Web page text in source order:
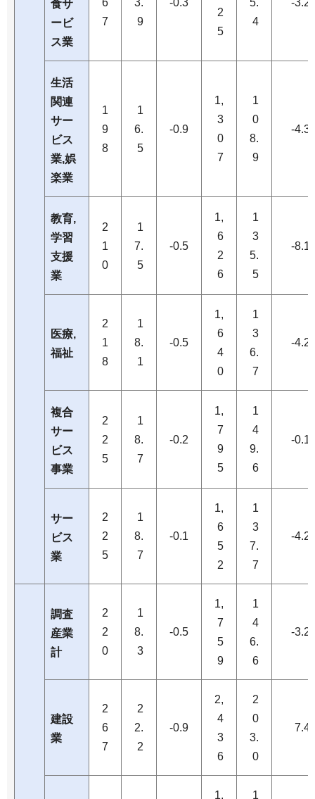
食サ
ービ
ス業
6
7
3.
9
-0.3
2
5
5.
4
-3.2
生活
関連
サー
ビス
業,娯
楽業
1
9
8
1
6.
5
-0.9
1,
3
0
7
1
0
8.
9
-4.3
教育,
学習
支援
業
2
1
0
1
7.
5
-0.5
1,
6
2
6
1
3
5.
5
-8.1
医療,
福祉
2
1
8
1
8.
1
-0.5
1,
6
4
0
1
3
6.
7
-4.2
複合
サー
ビス
事業
2
2
5
1
8.
7
-0.2
1,
7
9
5
1
4
9.
6
-0.1
サー
ビス
業
2
2
5
1
8.
7
-0.1
1,
6
5
2
1
3
7.
7
-4.2
調査
産業
計
2
2
0
1
8.
3
-0.5
1,
7
5
9
1
4
6.
6
-3.2
建設
業
2
6
7
2
2.
2
-0.9
2,
4
3
6
2
0
3.
0
7.4
1,
1